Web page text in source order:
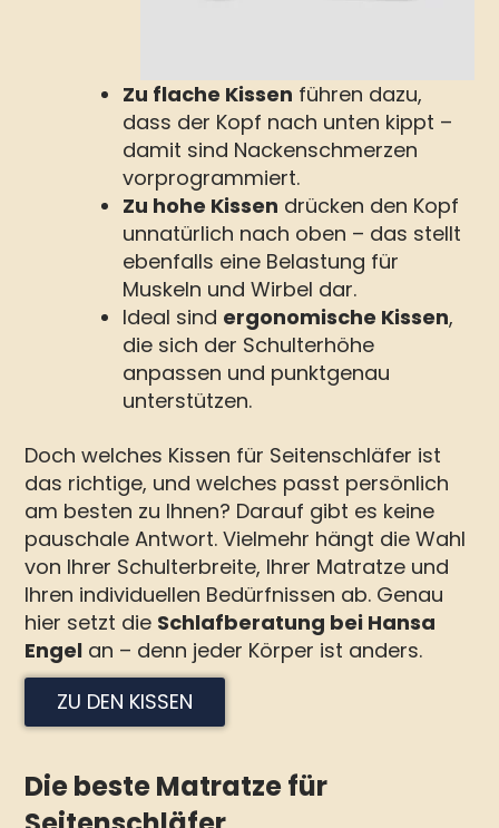
Zu flache Kissen führen dazu,
dass der Kopf nach unten kippt –
damit sind Nackenschmerzen
vorprogrammiert.
Zu hohe Kissen drücken den Kopf
unnatürlich nach oben – das stellt
ebenfalls eine Belastung für
Muskeln und Wirbel dar.
Ideal sind ergonomische Kissen,
die sich der Schulterhöhe
anpassen und punktgenau
unterstützen.
Doch welches Kissen für Seitenschläfer ist
das richtige, und welches passt persönlich
am besten zu Ihnen? Darauf gibt es keine
pauschale Antwort. Vielmehr hängt die Wahl
von Ihrer Schulterbreite, Ihrer Matratze und
Ihren individuellen Bedürfnissen ab. Genau
hier setzt die Schlafberatung bei Hansa
Engel an – denn jeder Körper ist anders.
ZU DEN KISSEN
Die beste Matratze für